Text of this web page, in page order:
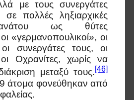
με τους συνεργάτες
σε πολλές ληξιαρχικές
ως θύτες
«γερμανοπουλικοί», οι
συνεργάτες τους, οι
Οχρανίτες, χωρίς να
μεταξύ τους.[46]
άτομα φονεύθηκαν από